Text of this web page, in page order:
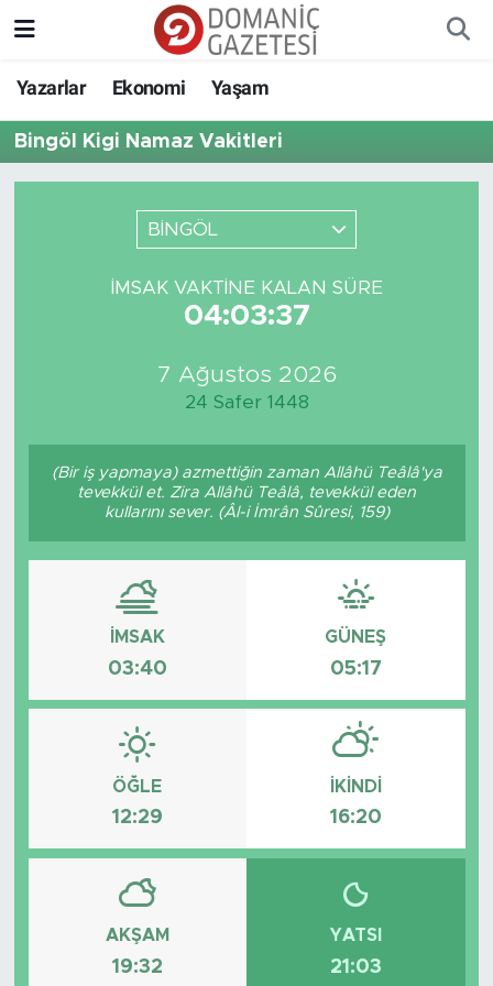
Yazarlar Ekonomi Yaşam
Bingöl Kigi Namaz Vakitleri
BİNGÖL
İMSAK VAKTINE KALAN SÜRE
04:03:37
7 Ağustos 2026
24 Safer 1448
(Bir iş yapmaya) azmettiğin zaman Allâhü Teâlâ'ya
tevekkül et. Zira Allâhü Teâlâ, tevekkül eden
kullarını sever. (Âl-i İmrân Sûresi, 159)
İMSAK
03:40
GÜNEŞ
05:17
ÖĞLE
12:29
İKINDI
16:20
AKŞAM
19:32
YATSI
21:03